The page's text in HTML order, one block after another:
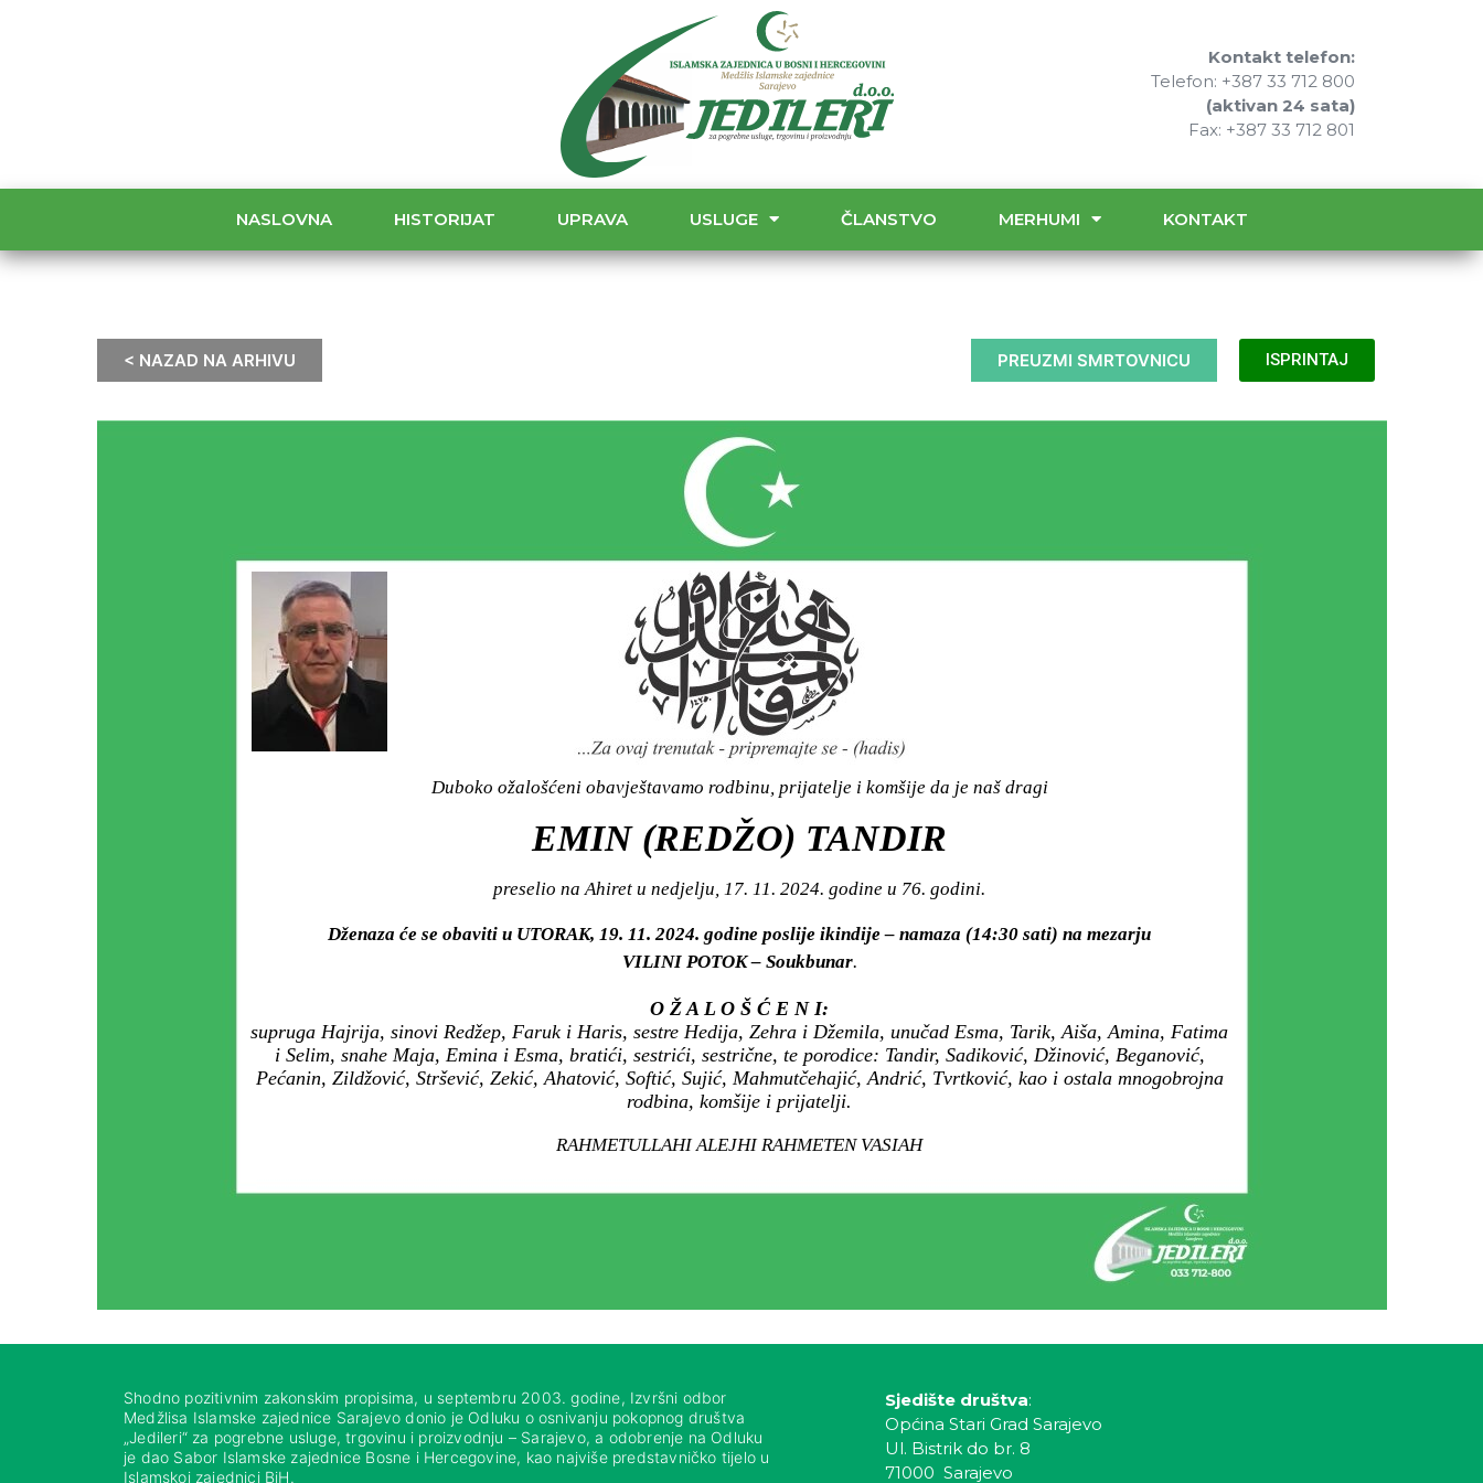
Kontakt telefon:
Telefon: +387 33 712 800
(aktivan 24 sata)
Fax: +387 33 712 801
NASLOVNA HISTORIJAT UPRAVA USLUGE ČLANSTVO MERHUMI KONTAKT
< NAZAD NA ARHIVU PREUZMI SMRTOVNICU ISPRINTAJ
Duboko ožalošćeni obavještavamo rodbinu, prijatelje i komšije da je naš dragi
EMIN (REDŽO) TANDIR
preselio na Ahiret u nedjelju, 17. 11. 2024. godine u 76. godini.
Dženaza će se obaviti u UTORAK, 19. 11. 2024. godine poslije ikindije – namaza (14:30 sati) na mezarju
VILINI POTOK – Soukbunar.
O Ž A L O Š Ć E N I:
supruga Hajrija, sinovi Redžep, Faruk i Haris, sestre Hedija, Zehra i Džemila, unučad Esma, Tarik, Aiša, Amina, Fatima
i Selim, snahe Maja, Emina i Esma, bratići, sestrići, sestrične, te porodice: Tandir, Sadiković, Džinović, Beganović,
Pećanin, Zildžović, Stršević, Zekić, Ahatović, Softić, Sujić, Mahmutčehajić, Andrić, Tvrtković, kao i ostala mnogobrojna
rodbina, komšije i prijatelji.
RAHMETULLAHI ALEJHI RAHMETEN VASIAH
Shodno pozitivnim zakonskim propisima, u septembru 2003. godine, Izvršni odbor
Medžlisa Islamske zajednice Sarajevo donio je Odluku o osnivanju pokopnog društva
„Jedileri“ za pogrebne usluge, trgovinu i proizvodnju – Sarajevo, a odobrenje na Odluku
je dao Sabor Islamske zajednice Bosne i Hercegovine, kao najviše predstavničko tijelo u
Islamskoj zajednici BiH.
Sjedište društva:
Općina Stari Grad Sarajevo
Ul. Bistrik do br. 8
71000 Sarajevo